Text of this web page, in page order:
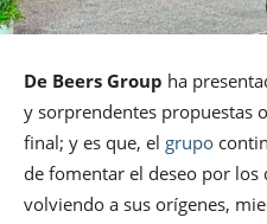
De Beers Group ha
y sorprendentes propuestas
final; y es que, el grupo
de fomentar el deseo por los
volviendo a sus orígenes,